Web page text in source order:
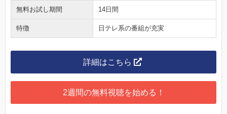
無料お試し期間 14日間
特徴 日テレ系の番組が充実
詳細はこちら
2週間の無料視聴を始める！